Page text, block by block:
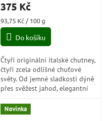
375 Kč
Měrná
cena:
93,75 Kč / 100 g
Do košíku
Čtyři originální italské chutney,
čtyři zcela odlišné chuťové
světy. Od jemné sladkosti dýně
přes svěžest jahod, elegantní
červenou čekanku. Ideální...
Novinka